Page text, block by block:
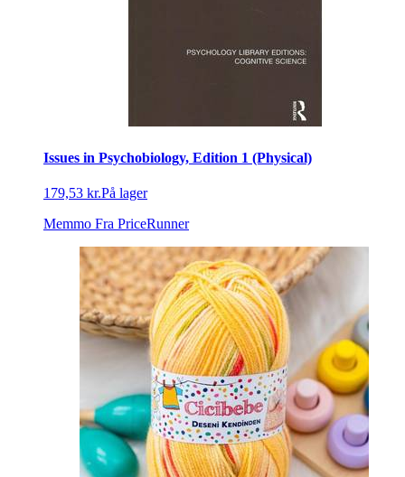
Issues in Psychobiology, Edition 1 (Physical)
179,53 kr.På lager
Memmo Fra PriceRunner